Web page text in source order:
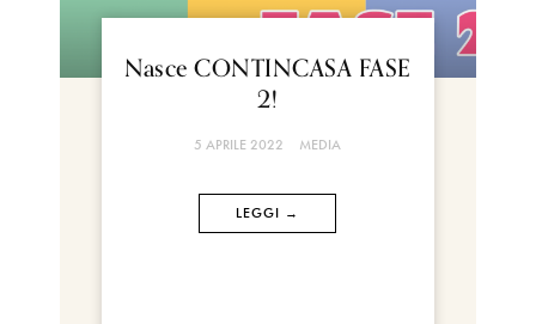
Nasce CONTINCASA FASE
2!
5 APRILE 2022 MEDIA
LEGGI →